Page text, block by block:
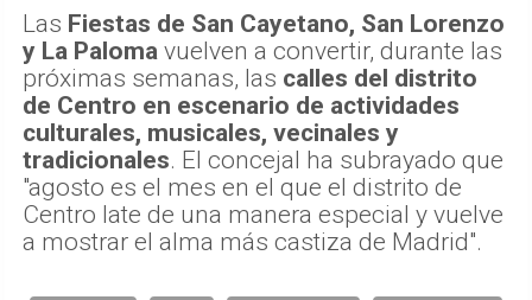
Las Fiestas de San Cayetano, San Lorenzo
y La Paloma vuelven a convertir, durante las
próximas semanas, las calles del distrito
de Centro en escenario de actividades
culturales, musicales, vecinales y
tradicionales. El concejal ha subrayado que
"agosto es el mes en el que el distrito de
Centro late de una manera especial y vuelve
a mostrar el alma más castiza de Madrid".